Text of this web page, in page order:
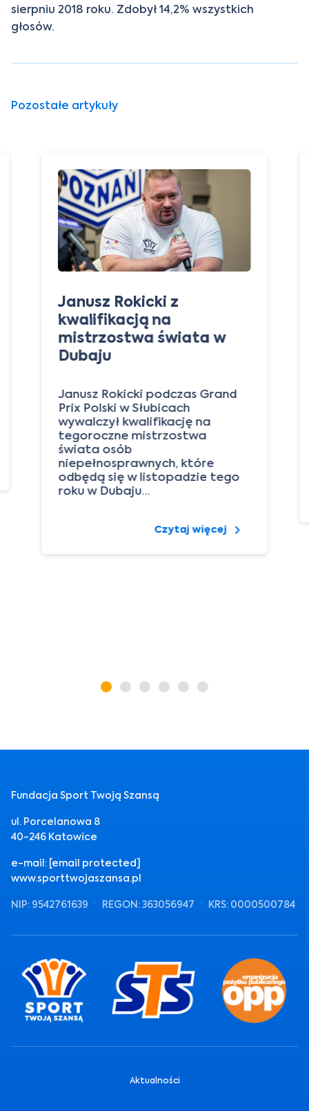
sierpniu 2018 roku. Zdobył 14,2% wszystkich
głosów.
Pozostałe artykuły
Janusz Rokicki z
kwalifikacją na
mistrzostwa świata w
Dubaju
Janusz Rokicki podczas Grand
Prix Polski w Słubicach
wywalczył kwalifikację na
tegoroczne mistrzostwa
świata osób
niepełnosprawnych, które
odbędą się w listopadzie tego
roku w Dubaju…
Czytaj więcej
Fundacja Sport Twoją Szansą
ul. Porcelanowa 8
40-246 Katowice
e-mail: [email protected]
www.sporttwojaszansa.pl
NIP: 9542761639
REGON: 363056947 KRS: 0000500784
Aktualności